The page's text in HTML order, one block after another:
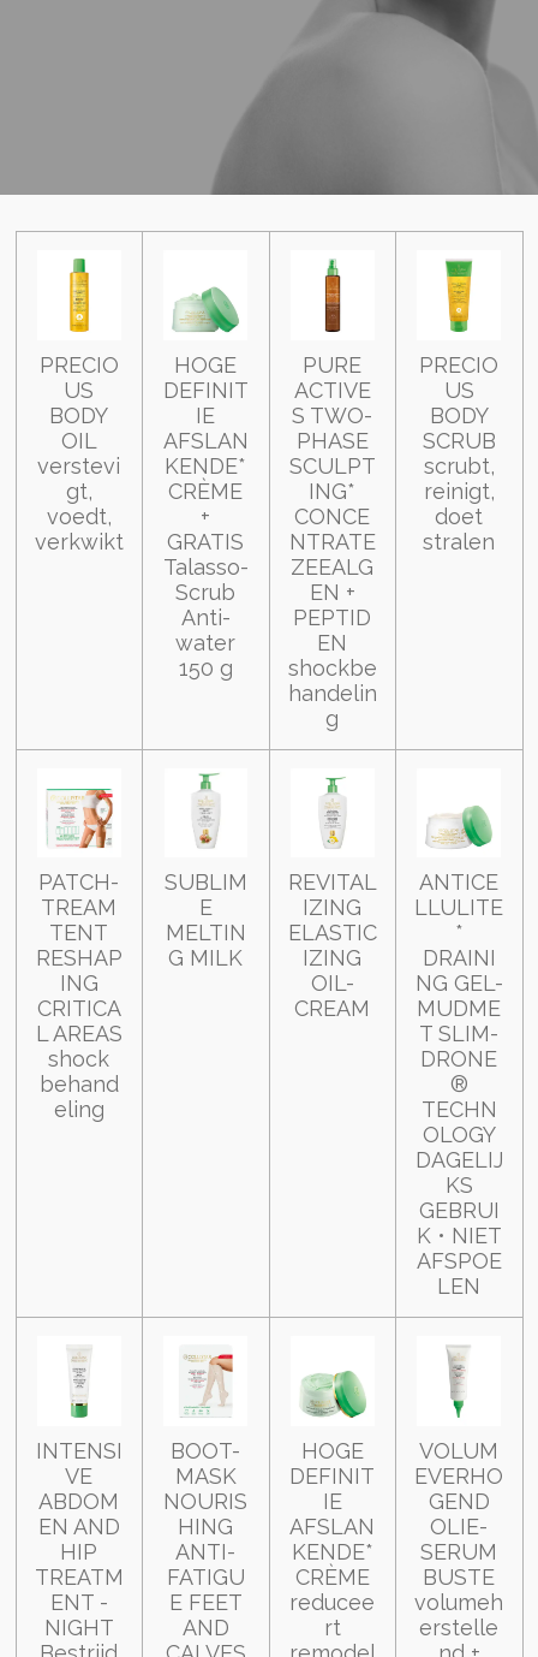
PRECIO
US
BODY
OIL
verstevi
gt,
voedt,
verkwikt
HOGE
DEFINIT
IE
AFSLAN
KENDE*
CRÈME
+
GRATIS
Talasso-
Scrub
Anti-
water
150 g
PURE
ACTIVE
S TWO-
PHASE
SCULPT
ING*
CONCE
NTRATE
ZEEALG
EN +
PEPTID
EN
shockbe
handelin
g
PRECIO
US
BODY
SCRUB
scrubt,
reinigt,
doet
stralen
PATCH-
TREAM
TENT
RESHAP
ING
CRITICA
L AREAS
shock
behand
eling
SUBLIM
E
MELTIN
G MILK
REVITAL
IZING
ELASTIC
IZING
OIL-
CREAM
ANTICE
LLULITE
*
DRAINI
NG GEL-
MUDME
T SLIM-
DRONE
®
TECHN
OLOGY
DAGELIJ
KS
GEBRUI
K • NIET
AFSPOE
LEN
INTENSI
VE
ABDOM
EN AND
HIP
TREATM
ENT -
NIGHT
BOOT-
MASK
NOURIS
HING
ANTI-
FATIGU
E FEET
AND
HOGE
DEFINIT
IE
AFSLAN
KENDE*
CRÈME
reducee
rt
VOLUM
EVERHO
GEND
OLIE-
SERUM
BUSTE
volumeh
erstelle